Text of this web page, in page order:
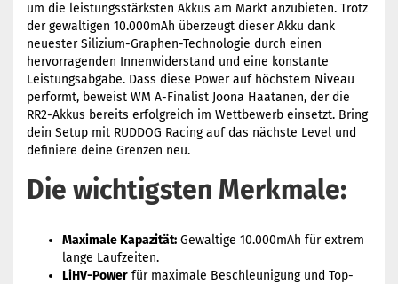
um die leistungsstärksten Akkus am Markt anzubieten. Trotz
der gewaltigen 10.000mAh überzeugt dieser Akku dank
neuester Silizium-Graphen-Technologie durch einen
hervorragenden Innenwiderstand und eine konstante
Leistungsabgabe. Dass diese Power auf höchstem Niveau
performt, beweist WM A-Finalist Joona Haatanen, der die
RR2-Akkus bereits erfolgreich im Wettbewerb einsetzt. Bring
dein Setup mit RUDDOG Racing auf das nächste Level und
definiere deine Grenzen neu.
Die wichtigsten Merkmale:
Maximale Kapazität: Gewaltige 10.000mAh für extrem
lange Laufzeiten.
LiHV-Power für maximale Beschleunigung und Top-